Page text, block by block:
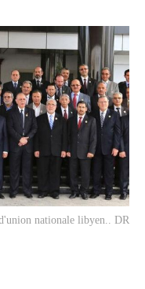
nationale libyen.. DR